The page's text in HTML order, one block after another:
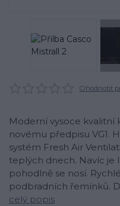
Ohodnotit
Moderní vysoce
novému předpisu VG1.
systém Fresh Air
teplých dnech. Navíc je
pohodlně se nosí.
podbradních řemínků.
celý popis